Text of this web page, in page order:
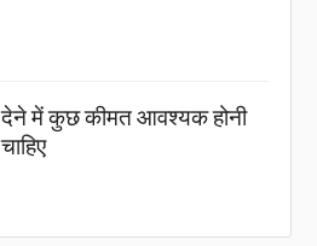
देने में कुछ कीमत आवश्यक होनी
चाहिए